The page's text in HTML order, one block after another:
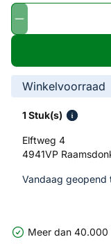
Winkelvoorraad
1 Stuk(s)
Elftweg 4
4941VP
Vandaag
Meer dan 40.000